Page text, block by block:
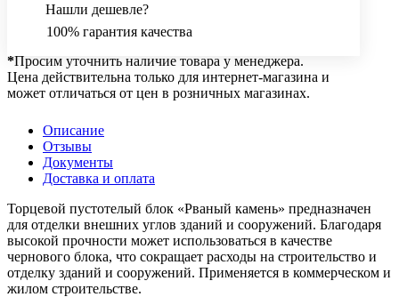
Нашли дешевле?
100% гарантия качества
*Просим уточнить наличие товара у менеджера.
Цена действительна только для интернет-магазина и
может отличаться от цен в розничных магазинах.
Описание
Отзывы
Документы
Доставка и оплата
Торцевой пустотелый блок «Рваный камень» предназначен
для отделки внешних углов зданий и сооружений. Благодаря
высокой прочности может использоваться в качестве
чернового блока, что сокращает расходы на строительство и
отделку зданий и сооружений. Применяется в коммерческом и
жилом строительстве.